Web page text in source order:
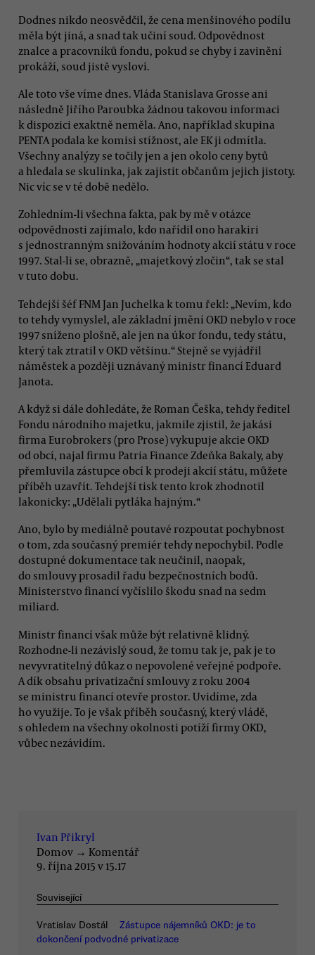
Dodnes nikdo neosvědčil, že cena menšinového podílu
měla být jiná, a snad tak učiní soud. Odpovědnost
znalce a pracovníků fondu, pokud se chyby i zavinění
prokáží, soud jistě vysloví.
Ale toto vše víme dnes. Vláda Stanislava Grosse ani
následně Jiřího Paroubka žádnou takovou informaci
k dispozici exaktně neměla. Ano, například skupina
PENTA podala ke komisi stížnost, ale EK ji odmítla.
Všechny analýzy se točily jen a jen okolo ceny bytů
a hledala se skulinka, jak zajistit občanům jejich jistoty.
Nic víc se v té době nedělo.
Zohledním-li všechna fakta, pak by mě v otázce
odpovědnosti zajímalo, kdo nařídil ono harakiri
s jednostranným snižováním hodnoty akcií státu v roce
1997. Stal-li se, obrazně, „majetkový zločin“, tak se stal
v tuto dobu.
Tehdejší šéf FNM Jan Juchelka k tomu řekl: „Nevím, kdo
to tehdy vymyslel, ale základní jmění OKD nebylo v roce
1997 sníženo plošně, ale jen na úkor fondu, tedy státu,
který tak ztratil v OKD většinu.“ Stejně se vyjádřil
náměstek a později uznávaný ministr financí Eduard
Janota.
A když si dále dohledáte, že Roman Češka, tehdy ředitel
Fondu národního majetku, jakmile zjistil, že jakási
firma Eurobrokers (pro Prose) vykupuje akcie OKD
od obcí, najal firmu Patria Finance Zdeňka Bakaly, aby
přemluvila zástupce obcí k prodeji akcií státu, můžete
příběh uzavřít. Tehdejší tisk tento krok zhodnotil
lakonicky: „Udělali pytláka hajným.“
Ano, bylo by mediálně poutavé rozpoutat pochybnost
o tom, zda současný premiér tehdy nepochybil. Podle
dostupné dokumentace tak neučinil, naopak,
do smlouvy prosadil řadu bezpečnostních bodů.
Ministerstvo financí vyčíslilo škodu snad na sedm
miliard.
Ministr financí však může být relativně klidný.
Rozhodne-li nezávislý soud, že tomu tak je, pak je to
nevyvratitelný důkaz o nepovolené veřejné podpoře.
A dík obsahu privatizační smlouvy z roku 2004
se ministru financí otevře prostor. Uvidíme, zda
ho využije. To je však příběh současný, který vládě,
s ohledem na všechny okolnosti potíží firmy OKD,
vůbec nezávidím.
Ivan Přikryl
Domov → Komentář
9. října 2015 v 15.17
Související
Vratislav Dostál
Zástupce nájemníků OKD: je to
dokončení podvodné privatizace